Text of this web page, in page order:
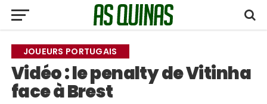
JOUEURS PORTUGAIS
Vidéo : le penalty de Vitinha
face à Brest